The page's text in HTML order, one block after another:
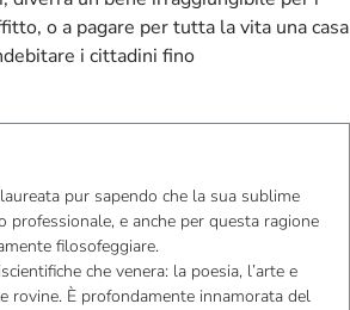
o a pagare per tutta la vita una casa
i cittadini fino
pur sapendo che la sua sublime
e anche per questa ragione
filosofeggiare.
che venera: la poesia, l’arte e
rovine. È profondamente innamorata del